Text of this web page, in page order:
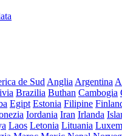
de Sud Anglia Argentina
Brazilia Buthan Cambogia
Egipt Estonia Filipine
Iordania Iran Irlanda
Laos Letonia Lituania